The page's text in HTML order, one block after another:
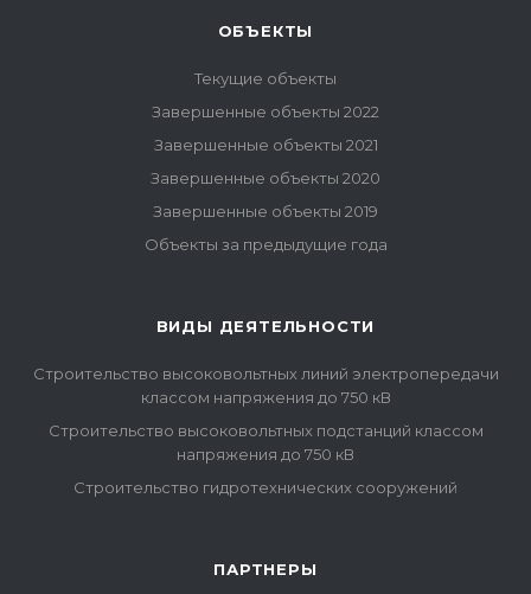
ОБЪЕКТЫ
Текущие объекты
Завершенные объекты 2022
Завершенные объекты 2021
Завершенные объекты 2020
Завершенные объекты 2019
Объекты за предыдущие года
ВИДЫ ДЕЯТЕЛЬНОСТИ
Строительство высоковольтных линий электропередачи
классом напряжения до 750 кВ
Строительство высоковольтных подстанций классом
напряжения до 750 кВ
Строительство гидротехнических сооружений
ПАРТНЕРЫ